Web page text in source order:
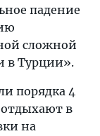
падение
сложной
в Турции».
порядка 4
отдыхают в
на